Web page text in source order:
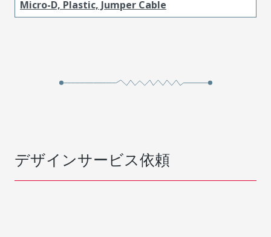
Micro-D, Plastic, Jumper Cable
デザインサービス依頼